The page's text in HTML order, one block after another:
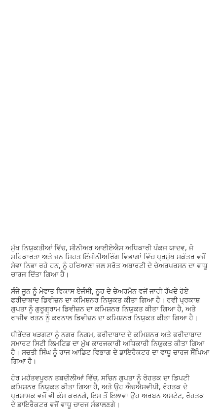
ਮੁੱਖ ਨਿਯੁਕਤੀਆਂ ਵਿੱਚ, ਸੀਨੀਅਰ ਆਈਏਐਸ ਅਧਿਕਾਰੀ ਪੰਕਜ ਯਾਦਵ, ਜੋ
ਸਹਿਕਾਰਤਾ ਅਤੇ ਜਨ ਸਿਹਤ ਇੰਜੀਨੀਅਰਿੰਗ ਵਿਭਾਗਾਂ ਵਿੱਚ ਪ੍ਰਮੁੱਖ ਸਕੱਤਰ ਵਜੋਂ
ਸੇਵਾ ਨਿਭਾ ਰਹੇ ਹਨ, ਨੂੰ ਹਰਿਆਣਾ ਜਲ ਸਰੋਤ ਅਥਾਰਟੀ ਦੇ ਚੇਅਰਪਰਸਨ ਦਾ ਵਾਧੂ
ਚਾਰਜ ਦਿੱਤਾ ਗਿਆ ਹੈ।
ਸੰਜੇ ਜੂਨ ਨੂੰ ਮੇਵਾਤ ਵਿਕਾਸ ਏਜੰਸੀ, ਨੂਹ ਦੇ ਚੇਅਰਮੈਨ ਵਜੋਂ ਜਾਰੀ ਰੱਖਦੇ ਹੋਏ
ਫਰੀਦਾਬਾਦ ਡਿਵੀਜ਼ਨ ਦਾ ਕਮਿਸ਼ਨਰ ਨਿਯੁਕਤ ਕੀਤਾ ਗਿਆ ਹੈ। ਰਵੀ ਪ੍ਰਕਾਸ਼
ਗੁਪਤਾ ਨੂੰ ਗੁਰੂਗ੍ਰਾਮ ਡਿਵੀਜ਼ਨ ਦਾ ਕਮਿਸ਼ਨਰ ਨਿਯੁਕਤ ਕੀਤਾ ਗਿਆ ਹੈ, ਅਤੇ
ਰਾਜੀਵ ਰਤਨ ਨੂੰ ਕਰਨਾਲ ਡਿਵੀਜ਼ਨ ਦਾ ਕਮਿਸ਼ਨਰ ਨਿਯੁਕਤ ਕੀਤਾ ਗਿਆ ਹੈ।
ਧੀਰੇਂਦਰ ਖੜਗਟਾ ਨੂੰ ਨਗਰ ਨਿਗਮ, ਫਰੀਦਾਬਾਦ ਦੇ ਕਮਿਸ਼ਨਰ ਅਤੇ ਫਰੀਦਾਬਾਦ
ਸਮਾਰਟ ਸਿਟੀ ਲਿਮਟਿਡ ਦਾ ਮੁੱਖ ਕਾਰਜਕਾਰੀ ਅਧਿਕਾਰੀ ਨਿਯੁਕਤ ਕੀਤਾ ਗਿਆ
ਹੈ। ਸਚਤੀ ਸਿੰਘ ਨੂੰ ਰਾਜ ਆਡਿਟ ਵਿਭਾਗ ਦੇ ਡਾਇਰੈਕਟਰ ਦਾ ਵਾਧੂ ਚਾਰਜ ਸੌਂਪਿਆ
ਗਿਆ ਹੈ।
ਹੋਰ ਮਹੱਤਵਪੂਰਨ ਤਬਦੀਲੀਆਂ ਵਿੱਚ, ਸਚਿਨ ਗੁਪਤਾ ਨੂੰ ਰੋਹਤਕ ਦਾ ਡਿਪਟੀ
ਕਮਿਸ਼ਨਰ ਨਿਯੁਕਤ ਕੀਤਾ ਗਿਆ ਹੈ, ਅਤੇ ਉਹ ਐਚਐਸਵੀਪੀ, ਰੋਹਤਕ ਦੇ
ਪ੍ਰਸ਼ਾਸਕ ਵਜੋਂ ਵੀ ਕੰਮ ਕਰਨਗੇ, ਇਸ ਤੋਂ ਇਲਾਵਾ ਉਹ ਅਰਬਨ ਅਸਟੇਟ, ਰੋਹਤਕ
ਦੇ ਡਾਇਰੈਕਟਰ ਵਜੋਂ ਵਾਧੂ ਚਾਰਜ ਸੰਭਾਲਣਗੇ।